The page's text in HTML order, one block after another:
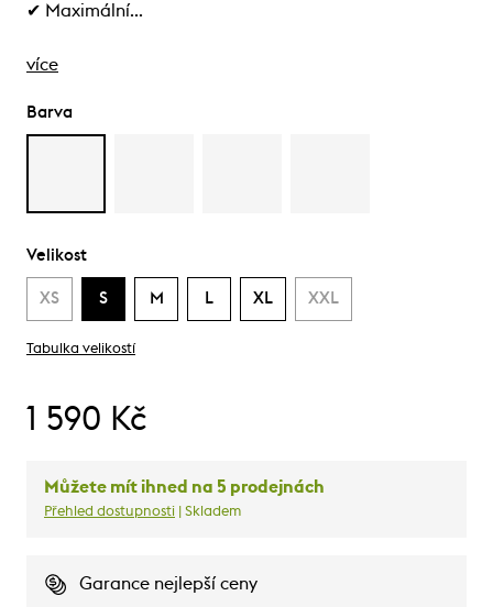
✔ Maximální…
více
Barva
Velikost
XS S M L XL XXL
Tabulka velikostí
1 590 Kč
Můžete mít ihned na 5 prodejnách
Přehled dostupnosti | Skladem
Garance nejlepší ceny